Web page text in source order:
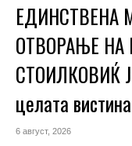
ЕДИНСТВЕНА
ОТВОРАЊЕ
СТОИЛКОВИЌ
целата вистина
6 август, 2026